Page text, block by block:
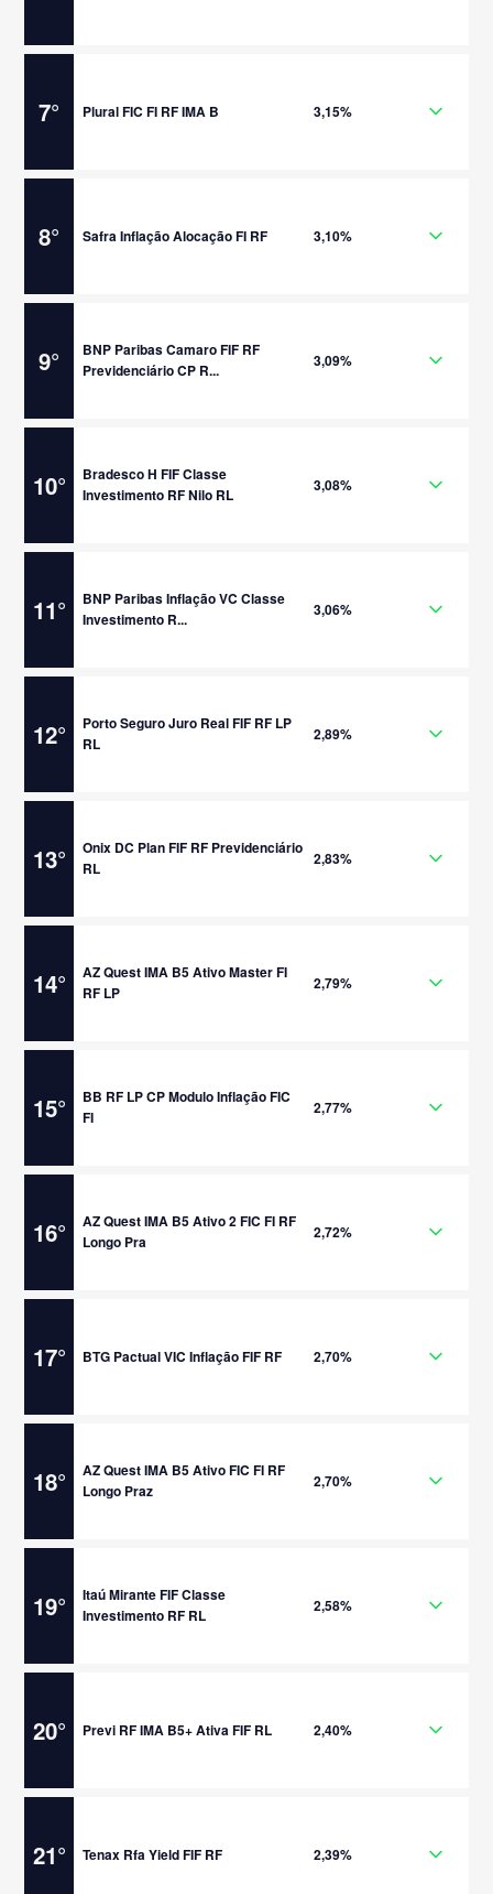
7° Plural FIC FI RF IMA B 3,15%
8° Safra Inflação Alocação FI RF 3,10%
9°
BNP Paribas Camaro FIF RF
Previdenciário CP R...
3,09%
10°
Bradesco H FIF Classe
Investimento RF Nilo RL
3,08%
11°
BNP Paribas Inflação VC Classe
Investimento R...
3,06%
12°
Porto Seguro Juro Real FIF RF LP
RL
2,89%
13°
Onix DC Plan FIF RF Previdenciário
RL
2,83%
14°
AZ Quest IMA B5 Ativo Master FI
RF LP
2,79%
15°
BB RF LP CP Modulo Inflação FIC
FI
2,77%
16°
AZ Quest IMA B5 Ativo 2 FIC FI RF
Longo Pra
2,72%
17° BTG Pactual VIC Inflação FIF RF 2,70%
18°
AZ Quest IMA B5 Ativo FIC FI RF
Longo Praz
2,70%
19°
Itaú Mirante FIF Classe
Investimento RF RL
2,58%
20° Previ RF IMA B5+ Ativa FIF RL 2,40%
21° Tenax Rfa Yield FIF RF 2,39%